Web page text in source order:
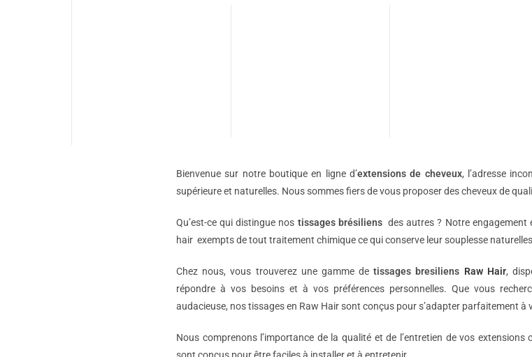
Bienvenue sur notre boutique en ligne d’extensions de cheveux, l’adresse
supérieure et naturelles. Nous sommes fiers de vous proposer des cheveux de
Qu’est-ce qui distingue nos tissages brésiliensdes autres ? Notre engagement
hair exempts de tout traitement chimique ce qui conserve leur souplesse
Chez nous, vous trouverez une gamme detissages bresiliens Raw Hair,
répondre à vos besoins et à vos préférences personnelles. Que vous
audacieuse, nos tissages en Raw Hair sont conçus pour s’adapter parfaitement
Nous comprenons l’importance de la qualité et de l’entretien de vos